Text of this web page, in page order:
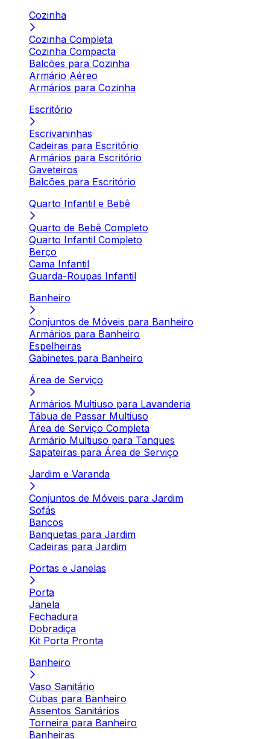
Cozinha
Cozinha Completa
Cozinha Compacta
Balcões para Cozinha
Armário Aéreo
Armários para Cozinha
Escritório
Escrivaninhas
Cadeiras para Escritório
Armários para Escritório
Gaveteiros
Balcões para Escritório
Quarto Infantil e Bebê
Quarto de Bebê Completo
Quarto Infantil Completo
Berço
Cama Infantil
Guarda-Roupas Infantil
Banheiro
Conjuntos de Móveis para Banheiro
Armários para Banheiro
Espelheiras
Gabinetes para Banheiro
Área de Serviço
Armários Multiuso para Lavanderia
Tábua de Passar Multiuso
Área de Serviço Completa
Armário Multiuso para Tanques
Sapateiras para Área de Serviço
Jardim e Varanda
Conjuntos de Móveis para Jardim
Sofás
Bancos
Banquetas para Jardim
Cadeiras para Jardim
Portas e Janelas
Porta
Janela
Fechadura
Dobradiça
Kit Porta Pronta
Banheiro
Vaso Sanitário
Cubas para Banheiro
Assentos Sanitários
Torneira para Banheiro
Banheiras